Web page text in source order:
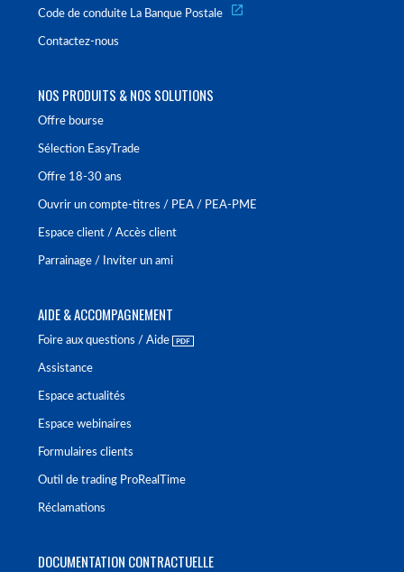
Code de conduite La Banque Postale
Contactez-nous
NOS PRODUITS & NOS SOLUTIONS
Offre bourse
Sélection EasyTrade
Offre 18-30 ans
Ouvrir un compte-titres / PEA / PEA-PME
Espace client / Accès client
Parrainage / Inviter un ami
AIDE & ACCOMPAGNEMENT
Foire aux questions / Aide
Assistance
Espace actualités
Espace webinaires
Formulaires clients
Outil de trading ProRealTime
Réclamations
DOCUMENTATION CONTRACTUELLE